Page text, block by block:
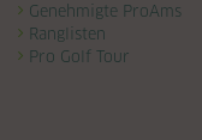
Genehmigte ProAms
Ranglisten
Pro Golf Tour